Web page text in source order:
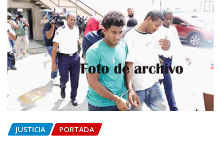
JUSTICIA PORTADA